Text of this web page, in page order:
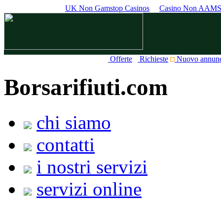
UK Non Gamstop Casinos Casino Non AAMS
Offerte Richieste Nuovo
Borsarifiuti.com
chi siamo
contatti
i nostri servizi
servizi online